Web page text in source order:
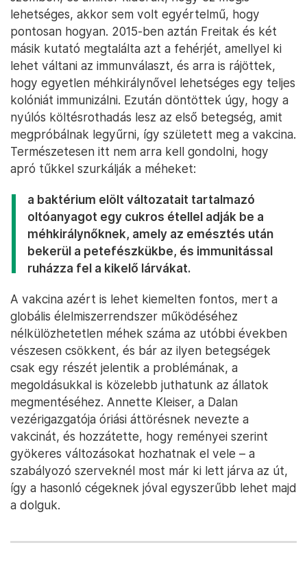
lehetséges, akkor sem volt egyértelmű, hogy
pontosan hogyan. 2015-ben aztán Freitak és két
másik kutató megtalálta azt a fehérjét, amellyel ki
lehet váltani az immunválaszt, és arra is rájöttek,
hogy egyetlen méhkirálynővel lehetséges egy teljes
kolóniát immunizálni. Ezután döntöttek úgy, hogy a
nyúlós költésrothadás lesz az első betegség, amit
megpróbálnak legyűrni, így született meg a vakcina.
Természetesen itt nem arra kell gondolni, hogy
apró tűkkel szurkálják a méheket:
a baktérium elölt változatait tartalmazó
oltóanyagot egy cukros étellel adják be a
méhkirálynőknek, amely az emésztés után
bekerül a petefészkükbe, és immunitással
ruházza fel a kikelő lárvákat.
A vakcina azért is lehet kiemelten fontos, mert a
globális élelmiszerrendszer működéséhez
nélkülözhetetlen méhek száma az utóbbi években
vészesen csökkent, és bár az ilyen betegségek
csak egy részét jelentik a problémának, a
megoldásukkal is közelebb juthatunk az állatok
megmentéséhez. Annette Kleiser, a Dalan
vezérigazgatója óriási áttörésnek nevezte a
vakcinát, és hozzátette, hogy reményei szerint
gyökeres változásokat hozhatnak el vele – a
szabályozó szerveknél most már ki lett járva az út,
így a hasonló cégeknek jóval egyszerűbb lehet majd
a dolguk.